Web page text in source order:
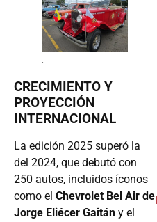
.
CRECIMIENTO Y
PROYECCIÓN
INTERNACIONAL
La edición 2025 superó la
del 2024, que debutó con
250 autos, incluidos íconos
como el Chevrolet Bel Air de
Jorge Eliécer Gaitán y el